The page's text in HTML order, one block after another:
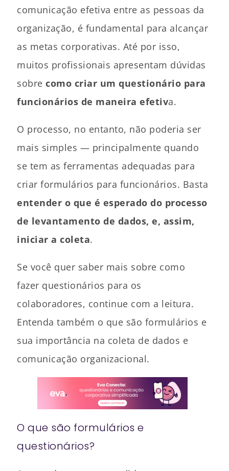
comunicação efetiva entre as pessoas da
organização, é fundamental para alcançar
as metas corporativas. Até por isso,
muitos profissionais apresentam dúvidas
sobre como criar um questionário para
funcionários de maneira efetiva.
O processo, no entanto, não poderia ser
mais simples — principalmente quando
se tem as ferramentas adequadas para
criar formulários para funcionários. Basta
entender o que é esperado do processo
de levantamento de dados, e, assim,
iniciar a coleta.
Se você quer saber mais sobre como
fazer questionários para os
colaboradores, continue com a leitura.
Entenda também o que são formulários e
sua importância na coleta de dados e
comunicação organizacional.
O que são formulários e
questionários?